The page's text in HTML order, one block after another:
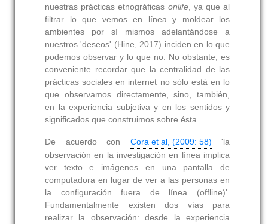
nuestras prácticas etnográficas onlife, ya que al
filtrar lo que vemos en línea y moldear los
ambientes por sí mismos adelantándose a
nuestros 'deseos' (Hine, 2017) inciden en lo que
podemos observar y lo que no. No obstante, es
conveniente recordar que la centralidad de las
prácticas sociales en internet no sólo está en lo
que observamos directamente, sino, también,
en la experiencia subjetiva y en los sentidos y
significados que construimos sobre ésta.
De acuerdo con Cora et al, (2009: 58) 'la
observación en la investigación en línea implica
ver texto e imágenes en una pantalla de
computadora en lugar de ver a las personas en
la configuración fuera de línea (offline)'.
Fundamentalmente existen dos vías para
realizar la observación: desde la experiencia